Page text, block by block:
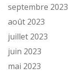
septembre 2023
août 2023
juillet 2023
juin 2023
mai 2023